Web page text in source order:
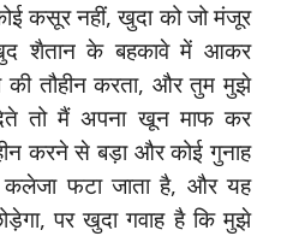
कसूर नहीं, खुदा को जो मंजूर
शैतान के बहकावे में आकर
की तौहीन करता, और तुम मुझे
तो मैं अपना खून माफ कर
करने से बड़ा और कोई गुनाह
कलेजा फटा जाता है, और यह
पर खुदा गवाह है कि मुझे